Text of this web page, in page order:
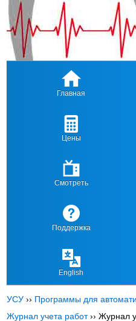
Главная
Цены
Смотреть
Поддержка
English
УСУ ›› Программы для
Журнал учета работ››Журнал